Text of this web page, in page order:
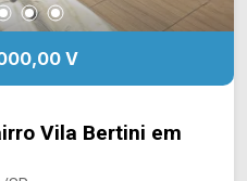
V
Vila Bertini em